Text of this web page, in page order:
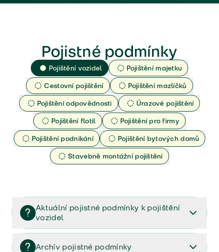
Pojistné podmínky
Pojištění vozidel
Pojištění majetku
Cestovní pojištění
Pojištění mazlíčků
Pojištění odpovědnosti
Úrazové pojištění
Pojištění flotil
Pojištění pro firmy
Pojištění podnikání
Pojištění bytových domů
Stavebně montážní pojištění
Aktuální pojistné podmínky k pojištění
vozidel
Pojištění vozidel/Pojistné podmínky a vše důležité ke
smlouvě (PDF)
Archív pojistné podmínky